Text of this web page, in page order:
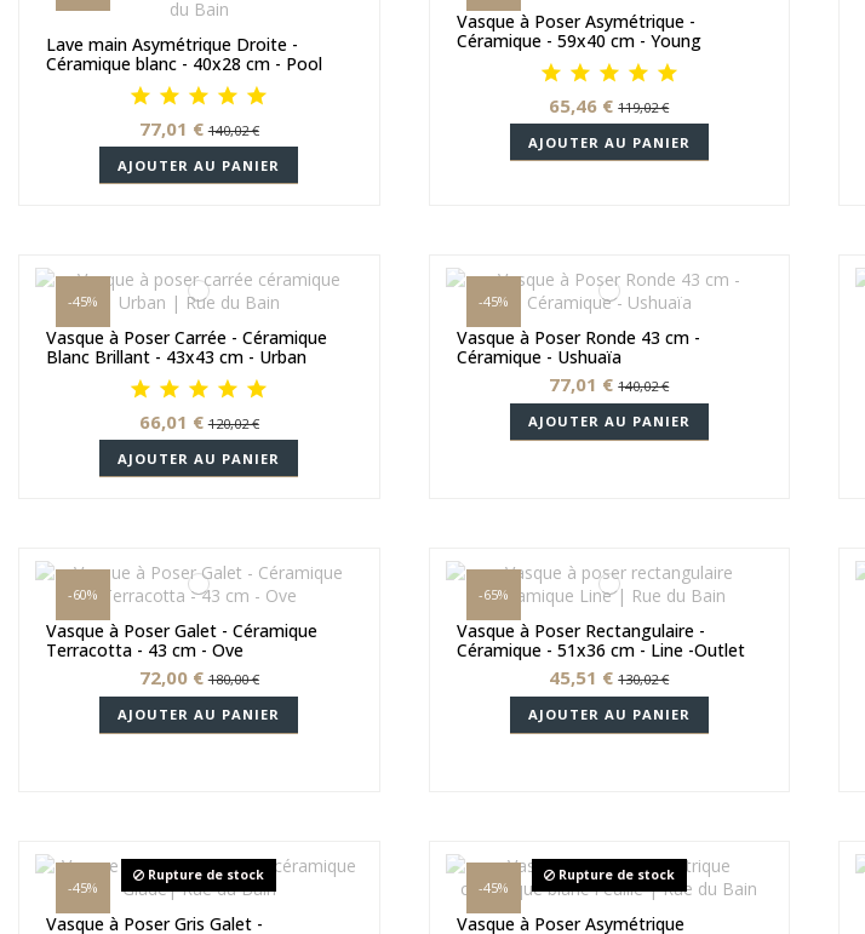
Lave main Asymétrique Droite -
Céramique blanc - 40x28 cm - Pool
77,01 €140,02 €
AJOUTER AU PANIER
Vasque à Poser Asymétrique -
Céramique - 59x40 cm - Young
65,46 €119,02 €
AJOUTER AU PANIER
-45%
Vasque à Poser Carrée - Céramique
Blanc Brillant - 43x43 cm - Urban
66,01 €120,02 €
AJOUTER AU PANIER
-45%
Vasque à Poser Ronde 43 cm -
Céramique - Ushuaïa
77,01 €140,02 €
AJOUTER AU PANIER
-60%
Vasque à Poser Galet - Céramique
Terracotta - 43 cm - Ove
72,00 €180,00 €
AJOUTER AU PANIER
-65%
Vasque à Poser Rectangulaire -
Céramique - 51x36 cm - Line -Outlet
45,51 €130,02 €
AJOUTER AU PANIER
-45%
Rupture de stock
Vasque à Poser Gris Galet -
-45%
Rupture de stock
Vasque à Poser Asymétrique